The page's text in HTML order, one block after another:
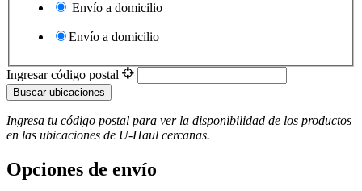
Envío a domicilio
Envío a domicilio
Ingresar código postal
Buscar ubicaciones
Ingresa tu código postal para ver la disponibilidad de los productos
en las ubicaciones de U-Haul ​​​​​​​ cercanas.
Opciones de envío